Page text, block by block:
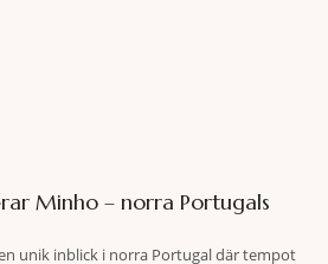
Minho – norra Portugals
unik inblick i norra Portugal där tempot